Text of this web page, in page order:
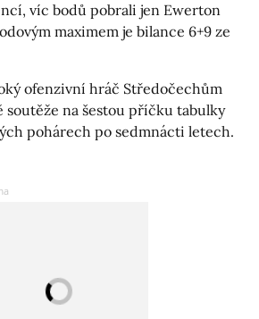
víc bodů pobrali jen Ewerton
maximem je bilance 6+9 ze
ofenzivní hráč Středočechům
soutěže na šestou příčku tabulky
pohárech po sedmnácti letech.